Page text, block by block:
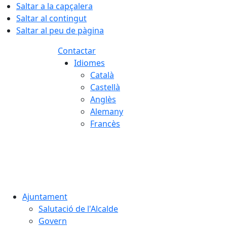
Saltar a la capçalera
Saltar al contingut
Saltar al peu de pàgina
Contactar
Idiomes
Català
Castellà
Anglès
Alemany
Francès
Ajuntament
Salutació de l'Alcalde
Govern